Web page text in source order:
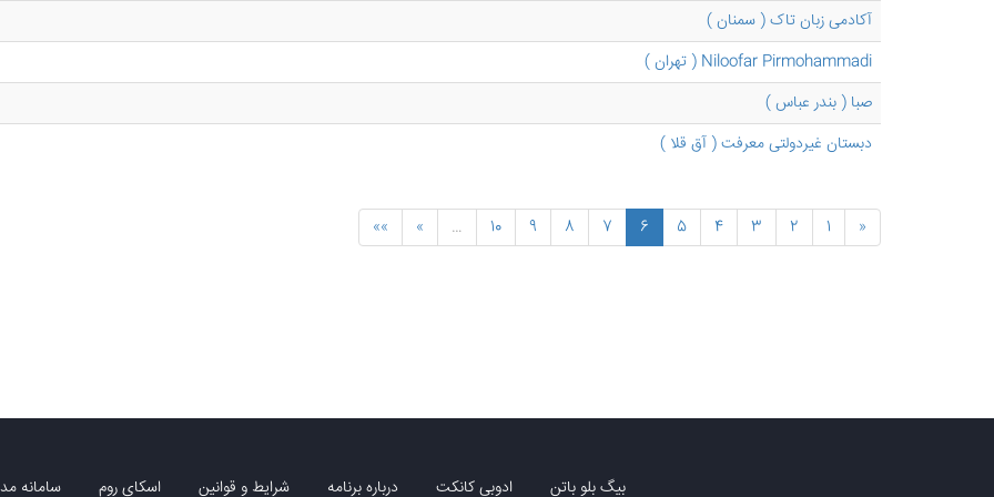
آکادمی زبان تاک ( سمنان )
Niloofar Pirmohammadi ( تهران )
صبا ( بندر عباس )
دبستان غیردولتی معرفت ( آق قلا )
«
1
2
3
4
5
6
7
8
9
10
…
»
»»
بیگ بلو باتن ادوبی کانکت درباره برنامه شرایط و قوانین اسکای روم سامانه